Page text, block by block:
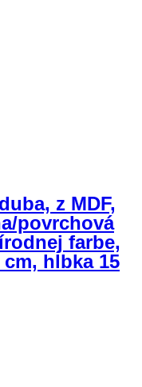
z MDF,
povrchová
farbe,
hĺbka 15